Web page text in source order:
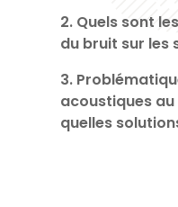
2. Quels sont
du bruit sur les
3.
acoustiques
quelles